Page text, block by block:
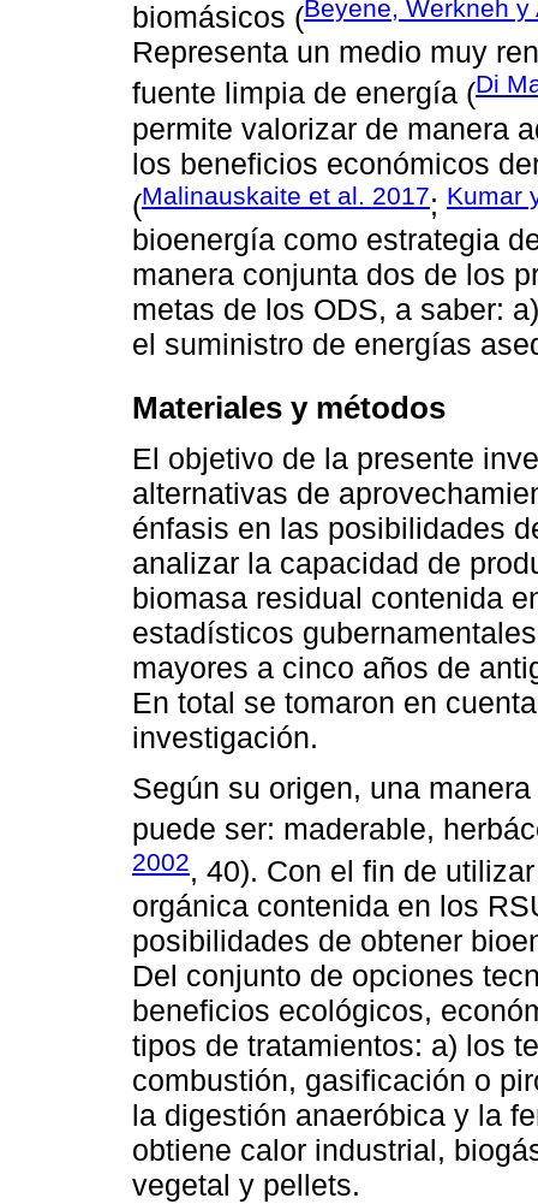
biomásicos (Beyene, Werkneh y
Representa un medio muy
fuente limpia de energía (Di
permite valorizar de manera
los beneficios económicos
(Malinauskaite et al. 2017; Kumar
bioenergía como estrategia
manera conjunta dos de los
metas de los ODS, a saber:
el suministro de energías
Materiales y métodos
El objetivo de la presente
alternativas de
énfasis en las posibilidades
analizar la capacidad de
biomasa residual contenida
estadísticos
mayores a cinco años de
En total se tomaron en
investigación.
Según su origen, una
puede ser: maderable,
2002, 40). Con el fin de
orgánica contenida en los
posibilidades de obtener
Del conjunto de opciones
beneficios ecológicos,
tipos de tratamientos: a) los
combustión, gasificación o
la digestión anaeróbica y la
obtiene calor industrial,
vegetal y pellets.